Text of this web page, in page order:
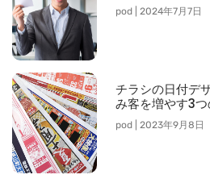
pod 2024年7月7日
チラシの日付デ
み客を増やす3つ
pod 2023年9月8日